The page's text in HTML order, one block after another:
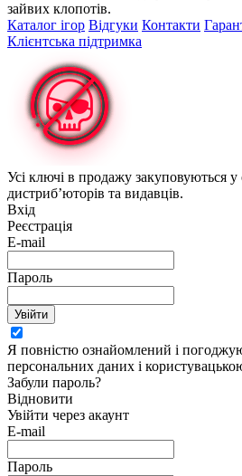
зайвих клопотів.
Каталог ігор Відгуки Контакти
Клієнтська підтримка
Усі ключі в продажу закуповуються у
дистриб’юторів та видавців.
Вхід
Реєстрація
E-mail
Пароль
Увійти
Я повністю ознайомлений і
персональних даних і
Забули пароль?
Відновити
Увійти через акаунт
E-mail
Пароль